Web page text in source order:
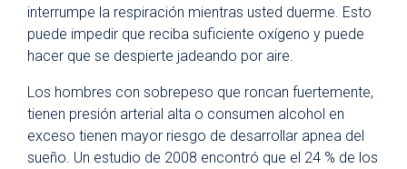
interrumpe la respiración mientras usted duerme. Esto
puede impedir que reciba suficiente oxígeno y puede
hacer que se despierte jadeando por aire.
Los hombres con sobrepeso que roncan fuertemente,
tienen presión arterial alta o consumen alcohol en
exceso tienen mayor riesgo de desarrollar apnea del
sueño. Un estudio de 2008 encontró que el 24 % de los